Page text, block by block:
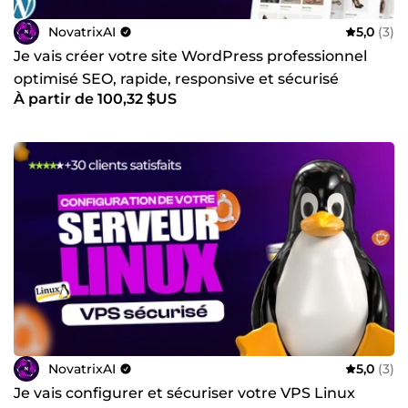
✅ POURQUOI NOVATRIXAI
Top Vendeur ComeUp — +48 avis 5 étoiles / 0 avis
négatif
Taux de complétion 100 % — Délais respectés à 97 %
Disponible sur ComeUp Direct pour un cadrage
stratégique
Avant de commander,
. Nous analyserons
votre situation et vous proposerons l'architecture la plus
adaptée à votre activité.
NovatrixAI 5,0 (3)
Je vais créer votre site WordPress professionnel
optimisé SEO, rapide, responsive et sécurisé
À partir de 100,32 $US
NovatrixAI 5,0 (3)
Je vais configurer et sécuriser votre VPS Linux